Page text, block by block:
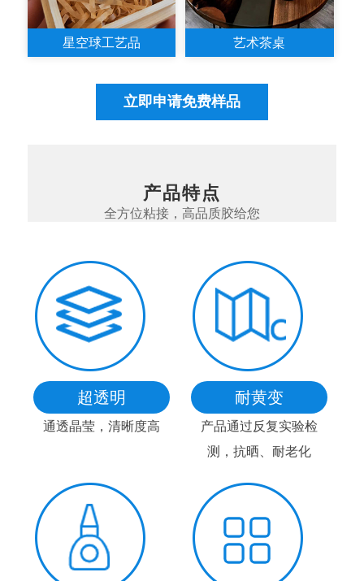
星空球工艺品 艺术茶桌
立即申请免费样品
产品特点
全方位粘接，高品质胶给您
超透明
通透晶莹，清晰度高
耐黄变
产品通过反复实验检
测，抗晒、耐老化